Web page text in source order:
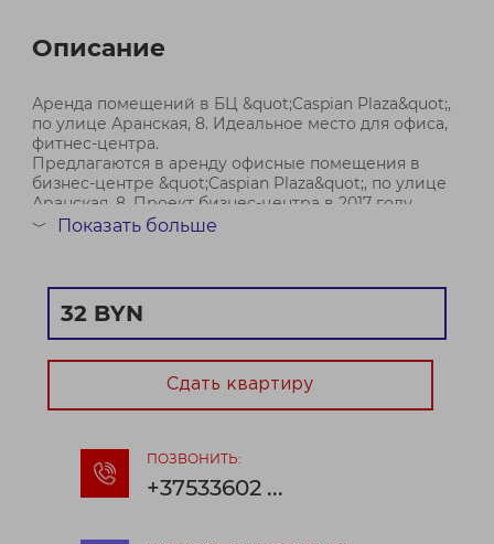
Описание
Аренда помещений в БЦ &quot;Caspian Plaza&quot;,
по улице Аранская, 8. Идеальное место для офиса,
фитнес-центра.
Предлагаются в аренду офисные помещения в
бизнес-центре &quot;Caspian Plaza&quot;, по улице
Аранская, 8. Проект бизнес-центра в 2017 году
получил диплом за лучшую работу международной
﹀ Показать больше
32 BYN
Сдать квартиру
ПОЗВОНИТЬ:
+37533602 ...